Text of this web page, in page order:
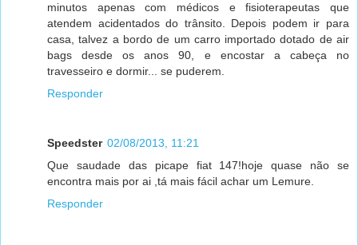
minutos apenas com médicos e fisioterapeutas que
atendem acidentados do trânsito. Depois podem ir para
casa, talvez a bordo de um carro importado dotado de air
bags desde os anos 90, e encostar a cabeça no
travesseiro e dormir... se puderem.
Responder
Speedster 02/08/2013, 11:21
Que saudade das picape fiat 147!hoje quase não se
encontra mais por ai ,tá mais fácil achar um Lemure.
Responder